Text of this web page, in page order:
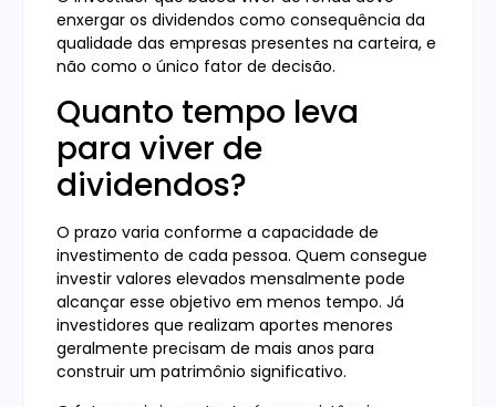
enxergar os dividendos como consequência da
qualidade das empresas presentes na carteira, e
não como o único fator de decisão.
Quanto tempo leva
para viver de
dividendos?
O prazo varia conforme a capacidade de
investimento de cada pessoa. Quem consegue
investir valores elevados mensalmente pode
alcançar esse objetivo em menos tempo. Já
investidores que realizam aportes menores
geralmente precisam de mais anos para
construir um patrimônio significativo.